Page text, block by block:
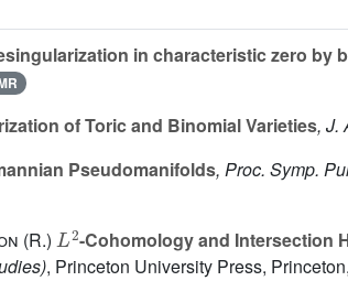
in characteristic zero by
of Toric and Binomial Varieties, J.
Pseudomanifolds, Proc. Symp.
(R.)
L2
-Cohomology and Intersection
, Princeton University Press,